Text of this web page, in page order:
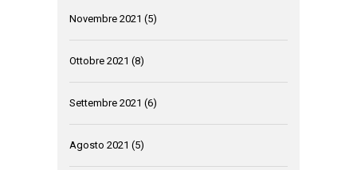
Novembre 2021 (5)
Ottobre 2021 (8)
Settembre 2021 (6)
Agosto 2021 (5)